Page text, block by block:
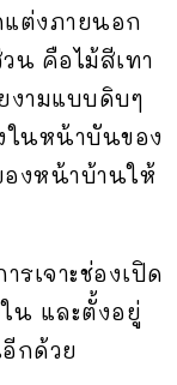
ต่งภายนอก
น คือไม้สีเทา
งามแบบดิบๆ
ในหน้าบันของ
งหน้าบ้านให้
รเจาะช่องเปิด
น และตั้งอยู่
กด้วย